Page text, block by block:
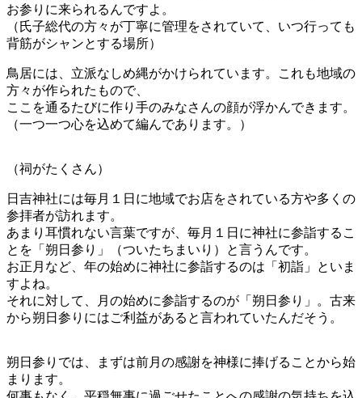
お参りに来られるんですよ。
（氏子総代の方々が丁寧に管理をされていて、いつ行っても
背筋がシャンとする場所）
鳥居には、立派なしめ縄がかけられています。これも地域の
方々が作られたもので、
ここを通るたびに作り手のみなさんの顔が浮かんできます。
（一つ一つ心を込めて編んであります。）
（祠がたくさん）
日吉神社には毎月１日に地域でお店をされている方や多くの
参拝者が訪れます。
あまり耳慣れない言葉ですが、毎月１日に神社に参詣するこ
とを「朔日参り」（ついたちまいり）と言うんです。
お正月など、年の始めに神社に参詣するのは「初詣」といま
すよね。
それに対して、月の始めに参詣するのが「朔日参り」。古来
から朔日参りにはご利益があると言われていたんだそう。
朔日参りでは、まずは前月の感謝を神様に捧げることから始
まります。